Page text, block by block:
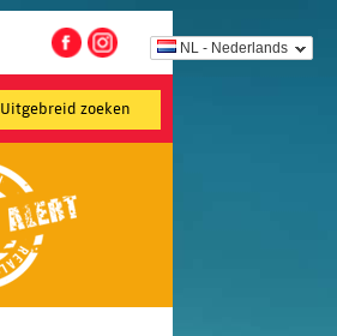
NL - Nederlands
Uitgebreid zoeken